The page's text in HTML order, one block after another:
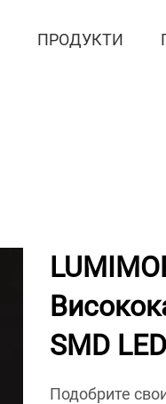
ПРОДУКТИ
SMD LED
Подобрите